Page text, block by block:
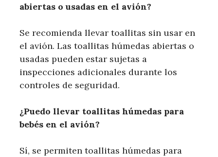
abiertas o usadas en el avión?
Se recomienda llevar toallitas sin usar en
el avión. Las toallitas húmedas abiertas o
usadas pueden estar sujetas a
inspecciones adicionales durante los
controles de seguridad.
¿Puedo llevar toallitas húmedas para
bebés en el avión?
Sí, se permiten toallitas húmedas para